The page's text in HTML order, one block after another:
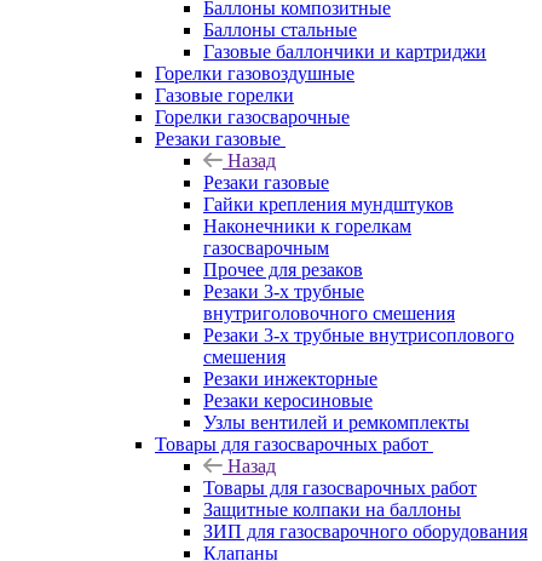
Баллоны композитные
Баллоны стальные
Газовые баллончики и картриджи
Горелки газовоздушные
Газовые горелки
Горелки газосварочные
Резаки газовые
Назад
Резаки газовые
Гайки крепления мундштуков
Наконечники к горелкам
газосварочным
Прочее для резаков
Резаки 3-х трубные
внутриголовочного смешения
Резаки 3-х трубные внутрисоплового
смешения
Резаки инжекторные
Резаки керосиновые
Узлы вентилей и ремкомплекты
Товары для газосварочных работ
Назад
Товары для газосварочных работ
Защитные колпаки на баллоны
ЗИП для газосварочного оборудования
Клапаны